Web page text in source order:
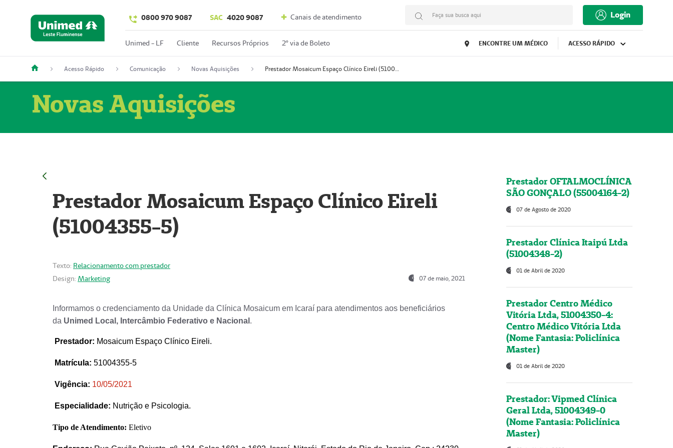
0800 970 9087 SAC 4020 9087 Canais de atendimento Faça sua busca aqui Login
Unimed - LF Cliente Recursos Próprios 2º via de Boleto ENCONTRE UM MÉDICO ACESSO RÁPIDO
Acesso Rápido Comunicação Novas Aquisições Prestador Mosaicum Espaço Clínico Eireli (51004355-5)
Novas Aquisições
Prestador Mosaicum Espaço Clínico Eireli
(51004355-5)
Texto: Relacionamento com prestador
Design: Marketing 07 de maio, 2021
Informamos o credenciamento da Unidade da Clínica Mosaicum em Icaraí para atendimentos aos beneficiários
da Unimed Local, Intercâmbio Federativo e Nacional .
Prestador: Mosaicum Espaço Clínico Eireli.
Matrícula: 51004355-5
Vigência: 10/05/2021
Especialidade: Nutrição e Psicologia.
Tipo de Atendimento: Eletivo
Prestador OFTALMOCLÍNICA
SÃO GONÇALO (55004164-2)
07 de Agosto de 2020
Prestador Clínica Itaipú Ltda
(51004348-2)
01 de Abril de 2020
Prestador Centro Médico
Vitória Ltda, 51004350-4:
Centro Médico Vitória Ltda
(Nome Fantasia: Policlínica
Master)
01 de Abril de 2020
Prestador: Vipmed Clínica
Geral Ltda, 51004349-0
(Nome Fantasia: Policlínica
Master)